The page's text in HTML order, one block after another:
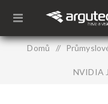
Domů /
NVIDIA